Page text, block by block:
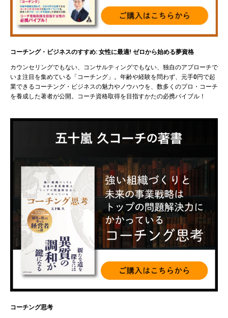
コーチング・ビジネスのすすめ: 女性に最適! ゼロから始める夢資格
カウンセリングでもない、コンサルティングでもない、独自のアプローチで
いま注目を集めている「コーチング」。年齢や経験を問わず、元手0円で起
業できるコーチング・ビジネスの魅力やノウハウを、数多くのプロ・コーチ
を養成した著者が公開。コーチ資格取得を目指すかたの必携バイブル！
コーチング思考